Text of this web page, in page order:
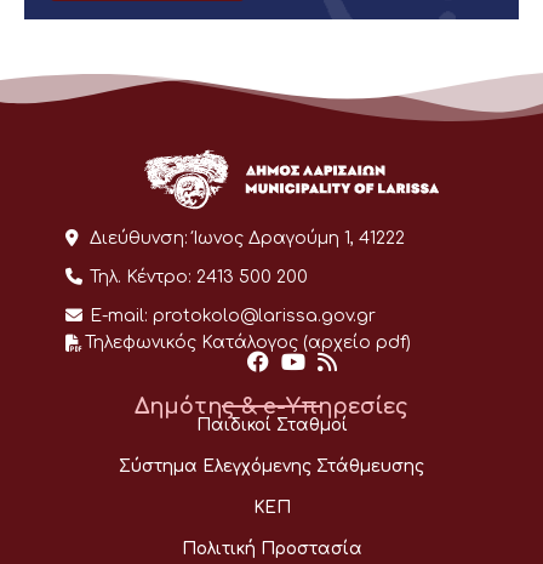
Διεύθυνση: Ίωνος Δραγούμη 1, 41222
Τηλ. Κέντρο: 2413 500 200
E-mail: protokolo@larissa.gov.gr
Τηλεφωνικός Κατάλογος (αρχείο pdf)
Δημότης & e-Υπηρεσίες
Παιδικοί Σταθμοί
Σύστημα Ελεγχόμενης Στάθμευσης
ΚΕΠ
Πολιτική Προστασία